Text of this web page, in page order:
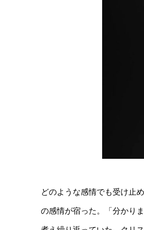
どのような感情でも受け止
の感情が宿った。「分かり